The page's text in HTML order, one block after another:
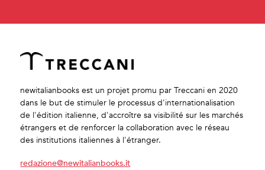
newitalianbooks est un projet promu par Treccani en 2020
dans le but de stimuler le processus d'internationalisation
de l'édition italienne, d'accroître sa visibilité sur les marchés
étrangers et de renforcer la collaboration avec le réseau
des institutions italiennes à l'étranger.
redazione@newitalianbooks.it